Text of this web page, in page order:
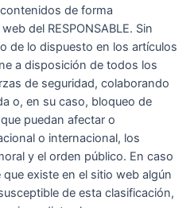
de forma
del RESPONSABLE. Sin
de lo dispuesto en los artículos
a disposición de todos los
de seguridad, colaborando
o, en su caso, bloqueo de
puedan afectar o
o internacional, los
y el orden público. En caso
existe en el sitio web algún
de esta clasificación,